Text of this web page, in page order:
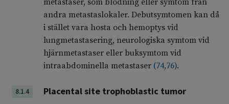
metastaser, som blödning eller symtom från
andra metastaslokaler. Debutsymtomen kan då
i stället vara hosta och hemoptys vid
lungmetastasering, neurologiska symtom vid
hjärnmetastaser eller buksymtom vid
intraabdominella metastaser (74,76).
8.1.4 Placental site trophoblastic tumor